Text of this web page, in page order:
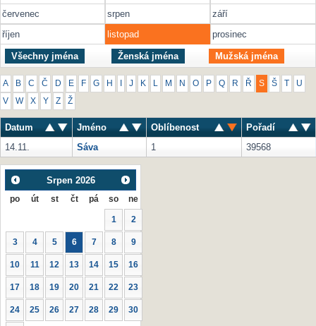
červenec
srpen
září
říjen
listopad prosinec
Všechny jména Ženská jména Mužská jména
A B C Č D E F G H J K M N O P Q R Ř S Š U
V W X Y Z Ž
Datum Jméno Oblíbenost
Pořadí
14.11.
Sáva 1 39568
Srpen 2026
po út st čt pá so ne
1 2
3 4 5 6 7 8 9
10 11 12 13 14 15 16
17 18 19 20 21 22 23
24 25 26 27 28 29 30